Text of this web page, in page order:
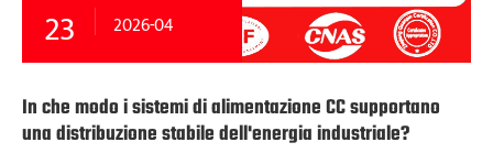
23 2026-04
In che modo i sistemi di alimentazione CC supportano
una distribuzione stabile dell'energia industriale?